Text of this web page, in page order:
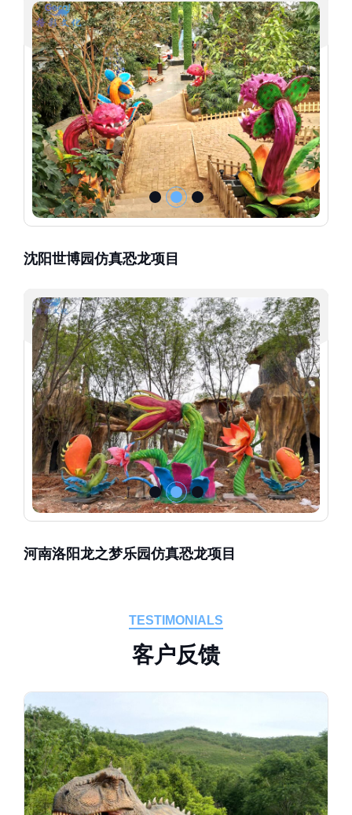
沈阳世博园仿真恐龙项目
河南洛阳龙之梦乐园仿真恐龙项目
TESTIMONIALS
客户反馈